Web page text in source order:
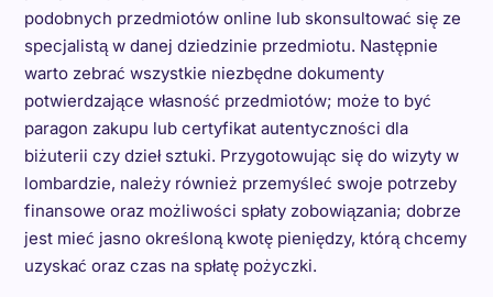
podobnych przedmiotów online lub skonsultować się ze
specjalistą w danej dziedzinie przedmiotu. Następnie
warto zebrać wszystkie niezbędne dokumenty
potwierdzające własność przedmiotów; może to być
paragon zakupu lub certyfikat autentyczności dla
biżuterii czy dzieł sztuki. Przygotowując się do wizyty w
lombardzie, należy również przemyśleć swoje potrzeby
finansowe oraz możliwości spłaty zobowiązania; dobrze
jest mieć jasno określoną kwotę pieniędzy, którą chcemy
uzyskać oraz czas na spłatę pożyczki.